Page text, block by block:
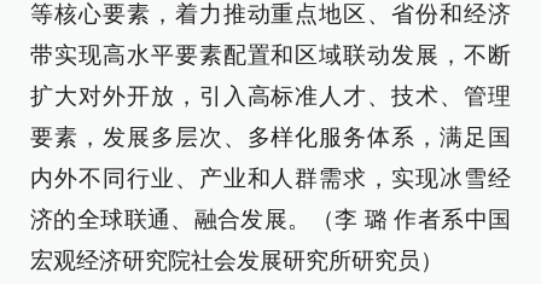
等核心要素，着力推动重点地区、省份和经济
带实现高水平要素配置和区域联动发展，不断
扩大对外开放，引入高标准人才、技术、管理
要素，发展多层次、多样化服务体系，满足国
内外不同行业、产业和人群需求，实现冰雪经
济的全球联通、融合发展。（李 璐 作者系中国
宏观经济研究院社会发展研究所研究员）